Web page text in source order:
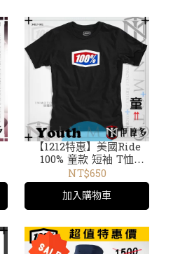
【1212特惠】美國Ride
100% 童款 短袖 T恤
Youth Official T-Shirt
34017-001 黑 /002藍
/34016 黑 /34086 黃
/34087 磚紅 /34019 黑
NT$650
加入購物車